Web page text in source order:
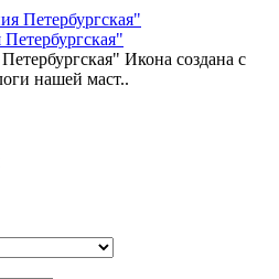
Икона создана с
нашей маст..